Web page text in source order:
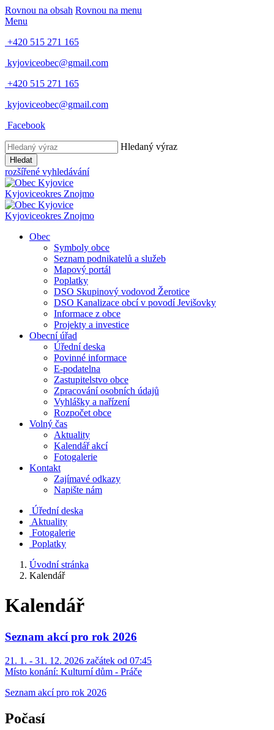
Rovnou na obsah Rovnou na menu
Menu
+420 515 271 165
kyjoviceobec@gmail.com
+420 515 271 165
kyjoviceobec@gmail.com
Facebook
Hledaný výraz
Hledat
rozšířené vyhledávání
Kyjoviceokres Znojmo
Kyjoviceokres Znojmo
Obec
Symboly obce
Seznam podnikatelů a služeb
Mapový portál
Poplatky
DSO Skupinový vodovod Žerotice
DSO Kanalizace obcí v povodí Jevišovky
Informace z obce
Projekty a investice
Obecní úřad
Úřední deska
Povinné informace
E-podatelna
Zastupitelstvo obce
Zpracování osobních údajů
Vyhlášky a nařízení
Rozpočet obce
Volný čas
Aktuality
Kalendář akcí
Fotogalerie
Kontakt
Zajímavé odkazy
Napište nám
Úřední deska
Aktuality
Fotogalerie
Poplatky
Úvodní stránka
Kalendář
Kalendář
Seznam akcí pro rok 2026
21. 1. - 31. 12. 2026 začátek od 07:45
Místo konání: Kulturní dům - Práče
Seznam akcí pro rok 2026
Počasí